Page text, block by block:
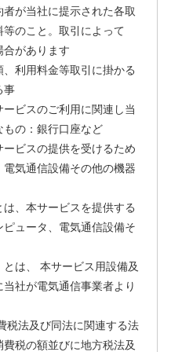
が当社に提示された各取
のこと。取引によって
合があります
利用料金等取引に掛かる
事
ビスのご利用に関連し当
の：銀行口座など
ビスの提供を受けるため
気通信設備その他の機器
、本サービスを提供する
ュータ、電気通信設備そ
は、 本サービス用設備及
社が電気通信事業者より
税法及び同法に関連する法
税の額並びに地方税法及